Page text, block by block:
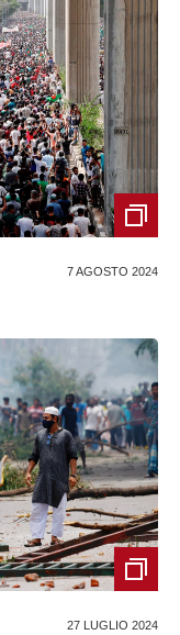
7 AGOSTO 2024
27 LUGLIO 2024